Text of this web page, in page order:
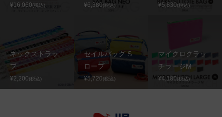
¥16,060(税込) ¥6,380(税込) ¥5,830(税込)
ネックストラッ
プ
¥2,200(税込)
セイルバッグ S
ロープ
¥5,720(税込)
マイクロクラッ
チラージM
¥4,180(税込)